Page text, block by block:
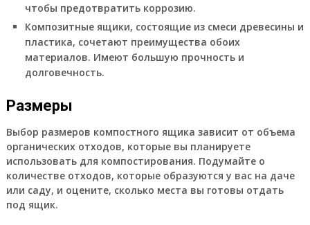
чтобы предотвратить коррозию.
Композитные ящики, состоящие из смеси древесины и
пластика, сочетают преимущества обоих
материалов. Имеют большую прочность и
долговечность.
Размеры
Выбор размеров компостного ящика зависит от объема
органических отходов, которые вы планируете
использовать для компостирования. Подумайте о
количестве отходов, которые образуются у вас на даче
или саду, и оцените, сколько места вы готовы отдать
под ящик.